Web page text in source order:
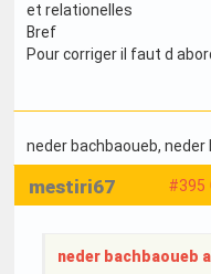
et relationelles
Bref
Pour corriger il faut d
neder bachbaoueb, neder
#395
mestiri67
neder bachbaoueb